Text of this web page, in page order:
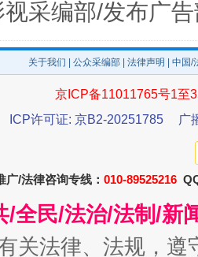
采编部/发布广
关于我们 公众采编部 法律声明 | 中国
京ICP备11011765号1至
ICP许可证: 京B2-20251785
广
广/法律咨询专线： 010-89525216
/全民/法治/法制/新
关法律、法规，